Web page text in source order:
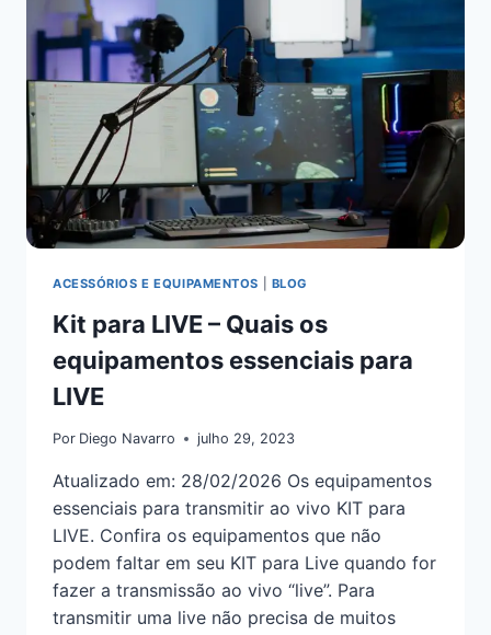
ACESSÓRIOS E EQUIPAMENTOS BLOG
Kit para LIVE – Quais os
equipamentos essenciais para
LIVE
Por Diego Navarro julho 29, 2023
Atualizado em: 28/02/2026 Os equipamentos
essenciais para transmitir ao vivo KIT para
LIVE. Confira os equipamentos que não
podem faltar em seu KIT para Live quando for
fazer a transmissão ao vivo “live”. Para
transmitir uma live não precisa de muitos